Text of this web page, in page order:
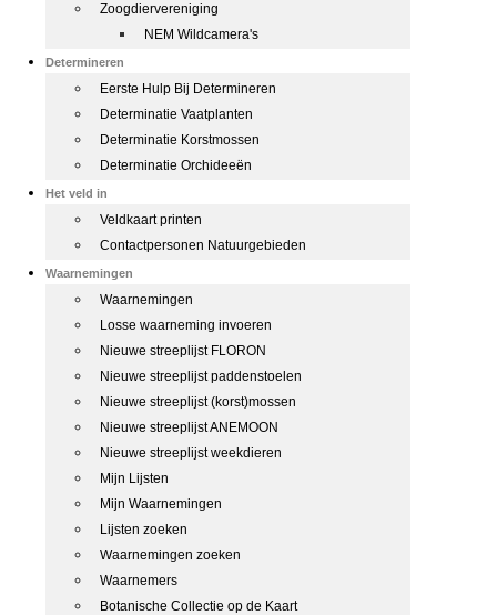
Zoogdiervereniging
NEM Wildcamera's
Determineren
Eerste Hulp Bij Determineren
Determinatie Vaatplanten
Determinatie Korstmossen
Determinatie Orchideeën
Het veld in
Veldkaart printen
Contactpersonen Natuurgebieden
Waarnemingen
Waarnemingen
Losse waarneming invoeren
Nieuwe streeplijst FLORON
Nieuwe streeplijst paddenstoelen
Nieuwe streeplijst (korst)mossen
Nieuwe streeplijst ANEMOON
Nieuwe streeplijst weekdieren
Mijn Lijsten
Mijn Waarnemingen
Lijsten zoeken
Waarnemingen zoeken
Waarnemers
Botanische Collectie op de Kaart